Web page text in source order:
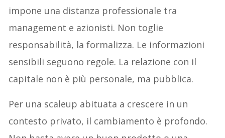
impone una distanza professionale tra
management e azionisti. Non toglie
responsabilità, la formalizza. Le informazioni
sensibili seguono regole. La relazione con il
capitale non è più personale, ma pubblica.
Per una scaleup abituata a crescere in un
contesto privato, il cambiamento è profondo.